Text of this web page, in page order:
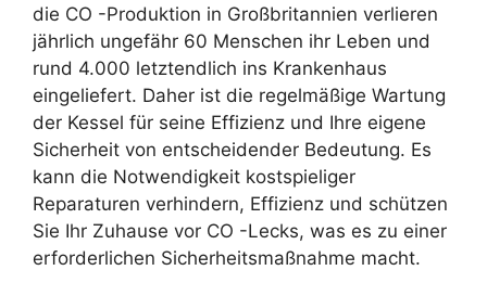
die CO -Produktion in Großbritannien verlieren
jährlich ungefähr 60 Menschen ihr Leben und
rund 4.000 letztendlich ins Krankenhaus
eingeliefert. Daher ist die regelmäßige Wartung
der Kessel für seine Effizienz und Ihre eigene
Sicherheit von entscheidender Bedeutung. Es
kann die Notwendigkeit kostspieliger
Reparaturen verhindern, Effizienz und schützen
Sie Ihr Zuhause vor CO -Lecks, was es zu einer
erforderlichen Sicherheitsmaßnahme macht.